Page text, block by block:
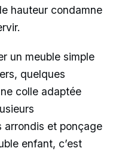
hauteur condamne
un meuble simple
quelques
colle adaptée
arrondis et ponçage
enfant, c’est